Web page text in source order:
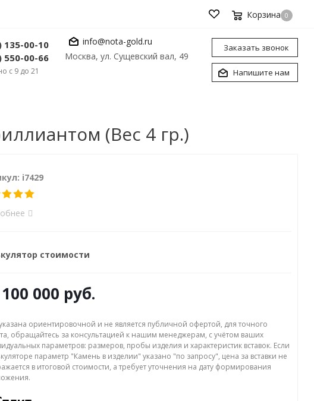
Корзина 0
135-00-10
550-00-66
с 9 до 21
info@nota-gold.ru
Москва, ул. Сущевский вал, 49
Заказать звонок
Напишите нам
(Вес 4 гр.)
i7429
стоимости
100 000 руб.
ориентировочной и не является публичной офертой, для точного
обращайтесь за консультацией к нашим менеджерам, с учётом ваших
параметров: размеров, пробы изделия и характеристик вставок. Если
параметр "Камень в изделии" указано "по запросу", цена за вставки не
в итоговой стоимости, а требует уточнения на дату формирования